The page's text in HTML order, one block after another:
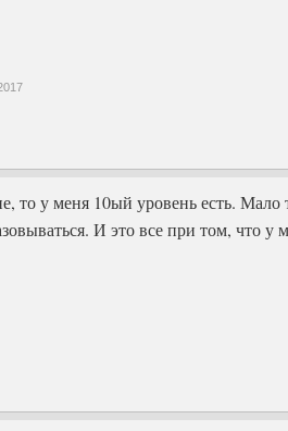
то у меня 10ый уровень есть.
И это все при том, что